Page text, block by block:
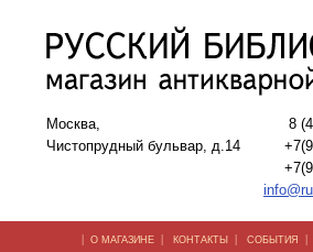
Москва,
Чистопрудный бульвар, д.14
8
| О МАГАЗИНЕ | КОНТАКТЫ | СОБЫТИЯ